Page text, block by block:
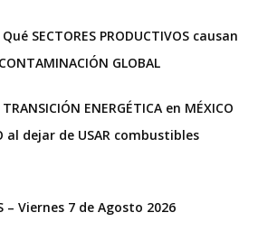
SECTORES PRODUCTIVOS causan
GLOBAL
ENERGÉTICA en MÉXICO
al dejar de USAR combustibles
– Viernes 7 de Agosto 2026